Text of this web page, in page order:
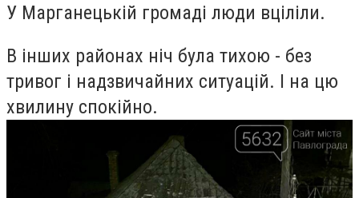
У Марганецькій громаді люди вціліли.
В інших районах ніч була тихою - без
тривог і надзвичайних ситуацій. І на цю
хвилину спокійно.